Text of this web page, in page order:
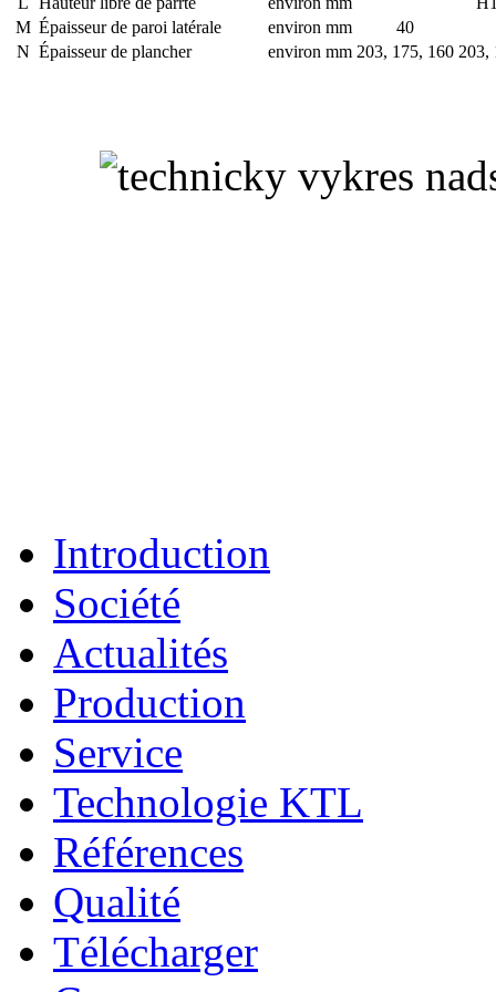
M Épaisseur de paroi latérale environ mm
40
N Épaisseur de plancher environ mm 203, 175, 160 203,
Introduction
Société
Actualités
Production
Service
Technologie KTL
Références
Qualité
Télécharger